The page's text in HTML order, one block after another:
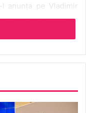
anunța pe Vladimir
care va fi trimis în
oficial de pe